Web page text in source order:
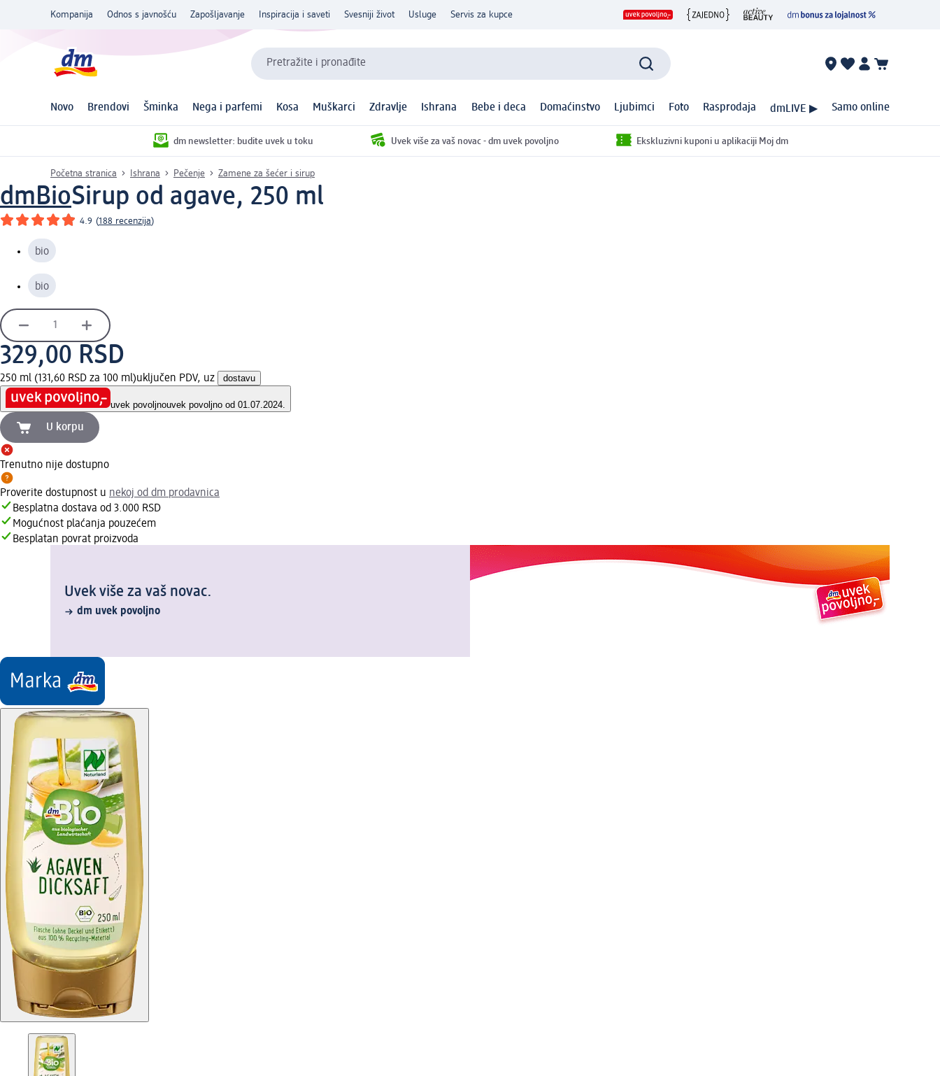
Kompanija Odnos s javnošću Zapošljavanje Inspiracija i saveti Svesniji život Usluge Servis za kupce
Pretražite i pronađite
Novo Brendovi Šminka Nega i parfemi Kosa Muškarci Zdravlje Ishrana Bebe i deca Domaćinstvo Ljubimci Foto Rasprodaja dmLIVE ▶ Samo online
dm newsletter: budite uvek u toku Uvek više za vaš novac - dm uvek povoljno Ekskluzivni kuponi u aplikaciji Moj dm
Početna stranica Ishrana Pečenje Zamene za šećer i sirup
dmBioSirup od agave, 250 ml
4.9 (188 recenzija)
bio
bio
329,00 RSD
250 ml (131,60 RSD za 100 ml)uključen PDV, uz dostavu
uvek povoljnouvek povoljno od 01.07.2024.
U korpu
Trenutno nije dostupno
Proverite dostupnost u nekoj od dm prodavnica
Besplatna dostava od 3.000 RSD
Mogućnost plaćanja pouzećem
Besplatan povrat proizvoda
Uvek više za vaš novac.
dm uvek povoljno